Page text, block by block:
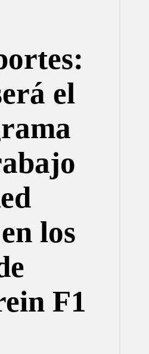
el
los
F1